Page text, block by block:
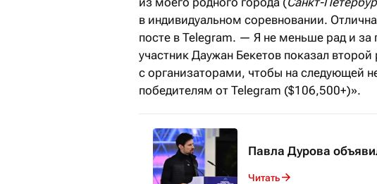
в индивидуальном соревновании.
посте в Telegram. — Я не меньше рад и
участник Даужан Бекетов показал
с организаторами, чтобы на следующей
победителям от Telegram ($106,500+)».
Павла Дурова
Читать